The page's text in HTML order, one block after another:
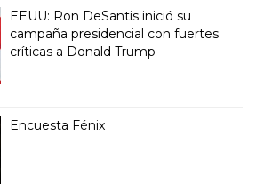
EEUU: Ron DeSantis inició su
campaña presidencial con fuertes
críticas a Donald Trump
Encuesta Fénix